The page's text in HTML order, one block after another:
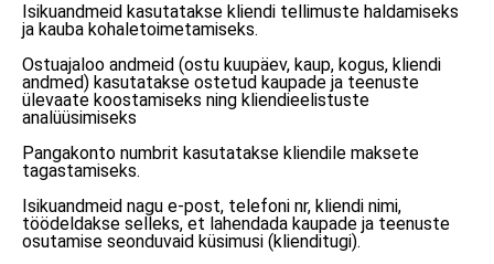
Isikuandmeid kasutatakse kliendi tellimuste haldamiseks
ja kauba kohaletoimetamiseks.
Ostuajaloo andmeid (ostu kuupäev, kaup, kogus, kliendi
andmed) kasutatakse ostetud kaupade ja teenuste
ülevaate koostamiseks ning kliendieelistuste
analüüsimiseks
Pangakonto numbrit kasutatakse kliendile maksete
tagastamiseks.
Isikuandmeid nagu e-post, telefoni nr, kliendi nimi,
töödeldakse selleks, et lahendada kaupade ja teenuste
osutamise seonduvaid küsimusi (klienditugi).